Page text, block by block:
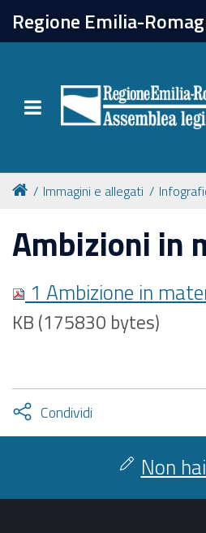
Regione Emilia-
Toggle navigation
chiudi
Attività
Formazione
Eventi
Tutte le notizie
Immagini e allegati
Ambizioni in
1 Ambizione in
KB (175830 bytes)
Condividi
Attiva
condividi
Non